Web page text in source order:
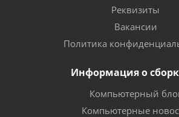
Реквизиты
Вакансии
Политика
Информация о
Компьютерный
Компьютерные